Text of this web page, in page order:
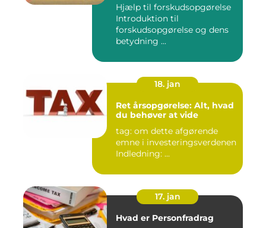
Hjælp til forskudsopgørelse
Introduktion til
forskudsopgørelse og dens
betydning ...
18. jan
Ret årsopgørelse: Alt, hvad
du behøver at vide
tag: om dette afgørende
emne i investeringsverdenen
Indledning: ...
17. jan
Hvad er Personfradrag